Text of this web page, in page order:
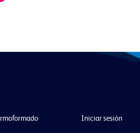
Iniciar sesión